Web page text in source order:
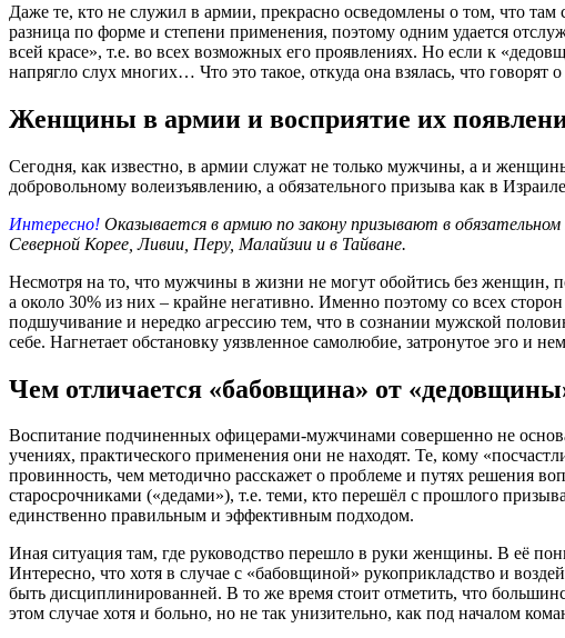
Даже те, кто не служил в армии, прекрасно осведомлены о том, что
разница по форме и степени применения, поэтому одним удается
всей красе», т.е. во всех возможных его проявлениях. Но если к
напрягло слух многих… Что это такое, откуда она взялась, что
Женщины в армии и восприятие их
Сегодня, как известно, в армии служат не только мужчины, а и
добровольному волеизъявлению, а обязательного призыва как в
Интересно! Оказывается в армию по закону призывают в
Северной Корее, Ливии, Перу, Малайзии и в Тайване.
Несмотря на то, что мужчины в жизни не могут обойтись без женщин,
а около 30% из них – крайне негативно. Именно поэтому со всех
подшучивание и нередко агрессию тем, что в сознании мужской
себе. Нагнетает обстановку уязвленное самолюбие, затронутое эго и
Чем отличается «бабовщина» от
Воспитание подчиненных офицерами-мужчинами совершенно не
учениях, практического применения они не находят. Те, кому
провинность, чем методично расскажет о проблеме и путях решения
старосрочниками («дедами»), т.е. теми, кто перешёл с прошлого
единственно правильным и эффективным подходом.
Иная ситуация там, где руководство перешло в руки женщины. В её
Интересно, что хотя в случае с «бабовщиной» рукоприкладство и
быть дисциплинированней. В то же время стоит отметить, что
этом случае хотя и больно, но не так унизительно, как под началом